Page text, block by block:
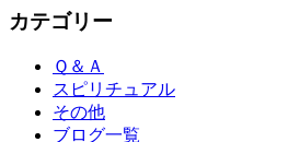
カテゴリー
Ｑ＆Ａ
スピリチュアル
その他
ブログ一覧